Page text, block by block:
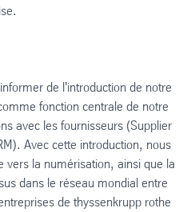
de l'introduction de notre
fonction centrale de notre
avec les fournisseurs (Supplier
Avec cette introduction, nous
vers la numérisation, ainsi que la
dans le réseau mondial entre
de thyssenkrupp rothe